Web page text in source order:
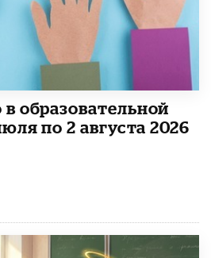
образовательной
по 2 августа 2026